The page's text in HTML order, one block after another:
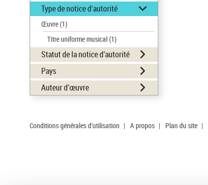
Type de notice d'autorité
Œuvre(1)
Titre uniforme musical(1)
Statut de la notice d’autorité
Pays
Auteur d’œuvre
Conditions générales d'utilisation | A propos | Plan du site |